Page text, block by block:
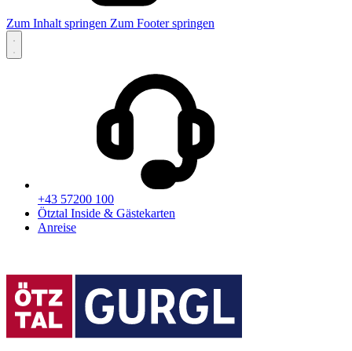
Zum Inhalt springen Zum Footer springen
+43 57200 100
Ötztal Inside & Gästekarten
Anreise